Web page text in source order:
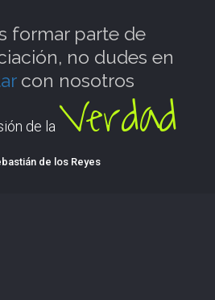
formar parte de
no dudes en
con nosotros
de la Verdad
de los Reyes